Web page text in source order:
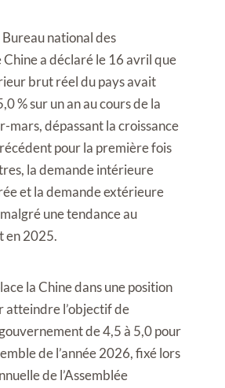
national des
a déclaré le 16 avril que
brut réel du pays avait
% sur un an au cours de la
mars, dépassant la croissance
pour la première fois
la demande intérieure
et la demande extérieure
une tendance au
en 2025.
la Chine dans une position
atteindre l’objectif de
de 4,5 à 5,0 pour
de l’année 2026, fixé lors
de l’Assemblée